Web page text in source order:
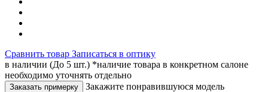
Сравнить товар Записаться в оптику
в наличии (До 5 шт.) *наличие товара в конкретном салоне
необходимо уточнять отдельно
Заказать примерку
Закажите понравившуюся модель